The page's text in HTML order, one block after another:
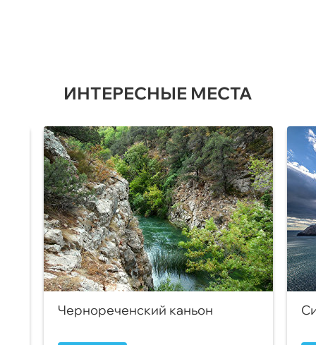
ИНТЕРЕСНЫЕ МЕСТА
Чернореченский каньон